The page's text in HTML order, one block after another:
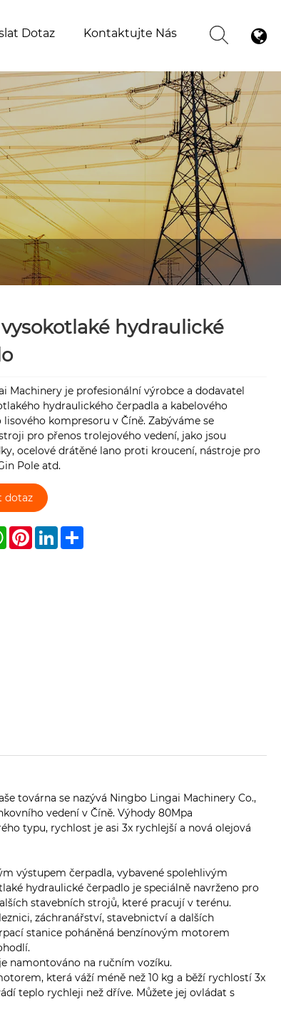
Dotaz Kontaktujte Nás
hydraulické
Machinery je profesionální výrobce a dodavatel
hydraulického čerpadla a kabelového
kompresoru v Číně. Zabýváme se
pro přenos trolejového vedení, jako jsou
ocelové drátěné lano proti kroucení, nástroje pro
Pole atd.
dotaz
WhatsApp
PinterestLinkedInShare
továrna se nazývá Ningbo Lingai Machinery Co.,
vedení v Číně. Výhody 80Mpa
typu, rychlost je asi 3x rychlejší a nová olejová
výstupem čerpadla, vybavené spolehlivým
hydraulické čerpadlo je speciálně navrženo pro
stavebních strojů, které pracují v terénu.
záchranářství, stavebnictví a dalších
stanice poháněná benzínovým motorem
namontováno na ručním vozíku.
která váží méně než 10 kg a běží rychlostí 3x
teplo rychleji než dříve. Můžete jej ovládat s